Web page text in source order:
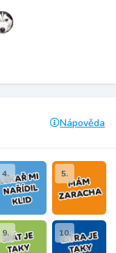
Nápověda
4. 5.
9. 10.